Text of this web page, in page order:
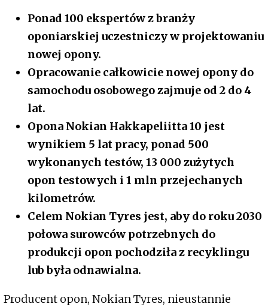
Ponad 100 ekspertów z branży
oponiarskiej uczestniczy w projektowaniu
nowej opony.
Opracowanie całkowicie nowej opony do
samochodu osobowego zajmuje od 2 do 4
lat.
Opona Nokian Hakkapeliitta 10 jest
wynikiem 5 lat pracy, ponad 500
wykonanych testów, 13 000 zużytych
opon testowych i 1 mln przejechanych
kilometrów.
Celem Nokian Tyres jest, aby do roku 2030
połowa surowców potrzebnych do
produkcji opon pochodziła z recyklingu
lub była odnawialna.
Producent opon, Nokian Tyres, nieustannie